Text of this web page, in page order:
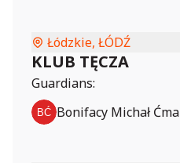
Łódzkie, ŁÓDŹ
KLUB TĘCZA
Guardians:
Bonifacy Michał Ćma